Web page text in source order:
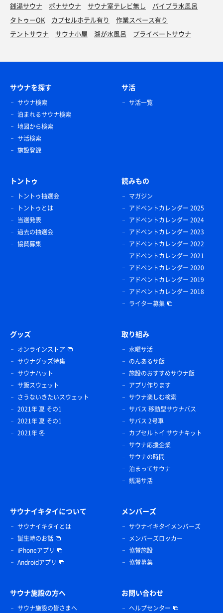
銭湯サウナ
ボナサウナ サウナ室テレビ無し
バイブラ水風呂
タトゥーOK
カプセルホテル有り
作業スペース有り
テントサウナ
サウナ小屋 湖が水風呂 プライベートサウナ
サウナを探す
サウナ検索
泊まれるサウナ検索
地図から検索
サ活検索
施設登録
サ活
サ活一覧
トントゥ
トントゥ抽選会
トントゥとは
当選発表
過去の抽選会
協賛募集
読みもの
マガジン
アドベントカレンダー 2025
アドベントカレンダー 2024
アドベントカレンダー 2023
アドベントカレンダー 2022
アドベントカレンダー 2021
アドベントカレンダー 2020
アドベントカレンダー 2019
アドベントカレンダー 2018
ライター募集
グッズ
オンラインストア
サウナグッズ特集
サウナハット
サ飯スウェット
さうないきたいスウェット
2021年 夏 その1
2021年 夏 その1
2021年 冬
取り組み
水曜サ活
のんあるサ飯
施設のおすすめサウナ飯
アプリ作ります
サウナ楽しむ検索
サバス 移動型サウナバス
サバス 2号車
カプセルトイ サウナキット
サウナ応援企業
サウナの時間
泊まってサウナ
銭湯サ活
サウナイキタイについて
サウナイキタイとは
誕生時のお話
iPhoneアプリ
Androidアプリ
メンバーズ
サウナイキタイメンバーズ
メンバーズロッカー
協賛施設
協賛募集
サウナ施設の方へ
サウナ施設の皆さまへ
お問い合わせ
ヘルプセンター